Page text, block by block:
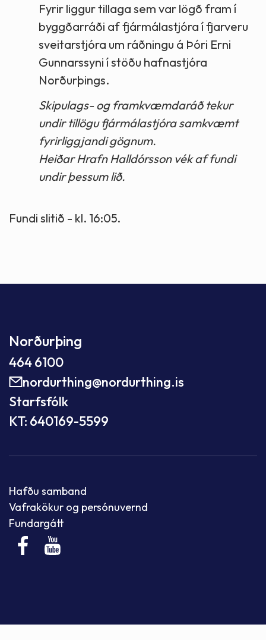
Fyrir liggur tillaga sem var lögð fram í
byggðarráði af fjármálastjóra í fjarveru
sveitarstjóra um ráðningu á Þóri Erni
Gunnarssyni í stöðu hafnastjóra
Norðurþings.
Skipulags- og framkvæmdaráð tekur
undir tillögu fjármálastjóra samkvæmt
fyrirliggjandi gögnum.
Heiðar Hrafn Halldórsson vék af fundi
undir þessum lið.
Fundi slitið - kl. 16:05.
Norðurþing
464 6100
nordurthing@nordurthing.is
Starfsfólk
KT: 640169-5599
Hafðu samband
Vafrakökur og persónuvernd
Fundargátt